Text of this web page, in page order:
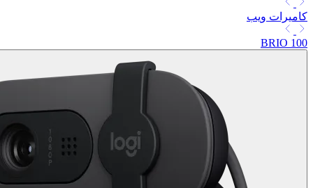
كاميرات ويب
BRIO 100